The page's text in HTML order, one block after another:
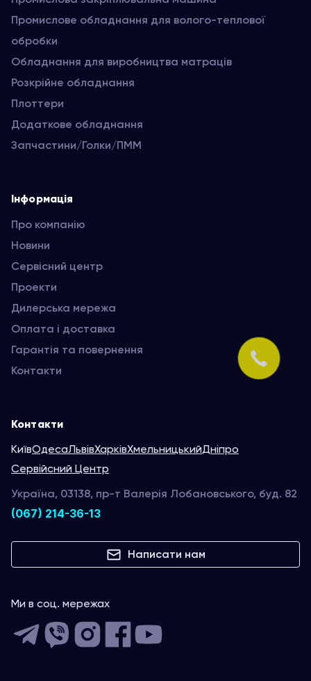
Промислове обладнання для волого-теплової
обробки
Обладнання для виробництва матраців
Розкрійне обладнання
Плоттери
Додаткове обладнання
Запчастини/Голки/ПММ
Інформація
Про компанію
Новини
Сервісний центр
Проекти
Дилерська мережа
Оплата і доставка
Гарантія та повернення
Контакти
Контакти
КиївОдесаЛьвівХарківХмельницькийДніпро
Сервійсний Центр
Україна, 03138, пр-т Валерія Лобановського, буд. 82
(067) 214-36-13
Написати нам
Ми в соц. мережах